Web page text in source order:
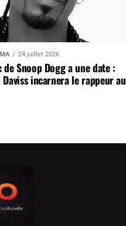
24 juillet 2026
de Snoop Dogg a une date :
Daviss incarnera le rappeur au